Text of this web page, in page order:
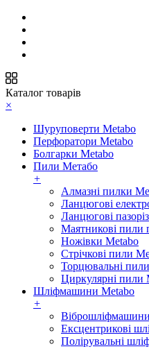
Каталог товарів
×
Шуруповерти Metabo
Перфоратори Metabo
Болгарки Metabo
Пили Метабо
+
Алмазні пилки
Ланцюгові
Ланцюгові
Маятникові пили
Ножівки Metabo
Стрічкові пили
Торцювальні
Циркулярні пили
Шліфмашини Metabo
+
Ексцентрикові
Полірувальні